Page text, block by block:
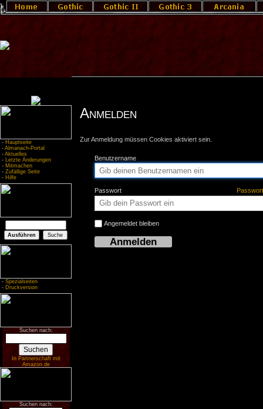
- Hauptseite
- Almanach-Portal
- Aktuelles
- Letzte Änderungen
- Mitmachen
- Zufällige Seite
- Hilfe
- Spezialseiten
- Druckversion
Suchen nach:
In Partnerschaft mit
Amazon.de
Suchen nach:
Anmelden
Zur Anmeldung müssen Cookies aktiviert sein.
Benutzername
Passwort
Angemeldet bleiben